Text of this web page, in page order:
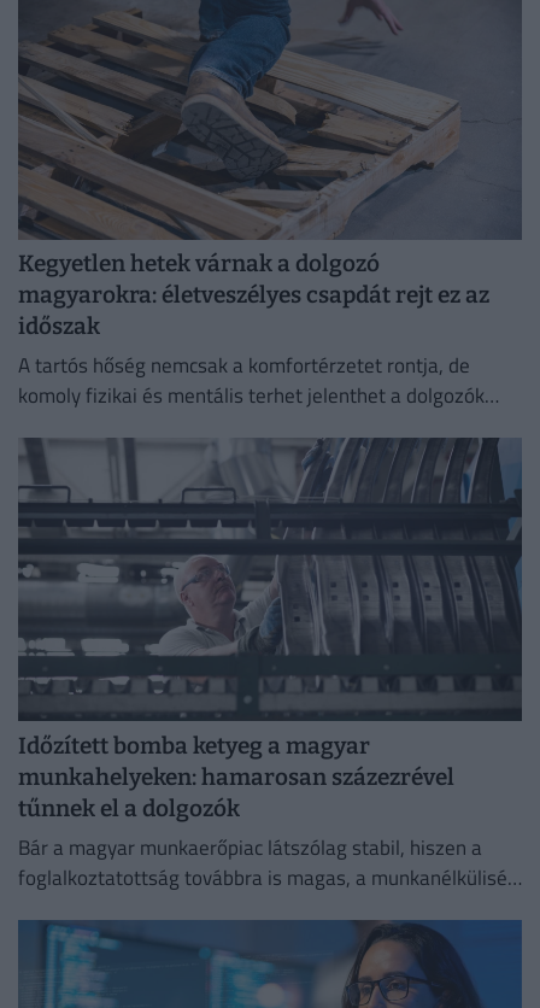
Kegyetlen hetek várnak a dolgozó
magyarokra: életveszélyes csapdát rejt ez az
időszak
A tartós hőség nemcsak a komfortérzetet rontja, de
komoly fizikai és mentális terhet jelenthet a dolgozók
Időzített bomba ketyeg a magyar
munkahelyeken: hamarosan százezrével
tűnnek el a dolgozók
Bár a magyar munkaerőpiac látszólag stabil, hiszen a
foglalkoztatottság továbbra is magas, a munkanélküliség